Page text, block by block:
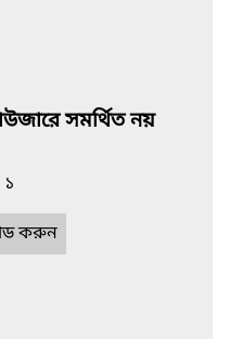
সমর্থিত নয়
করুন